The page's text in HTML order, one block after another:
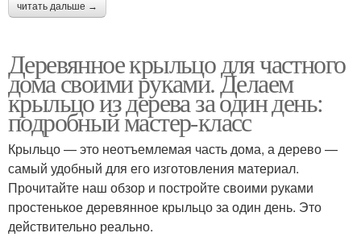
читать дальше →
Деревянное крыльцо для частного
дома своими руками. Делаем
крыльцо из дерева за один день:
подробный мастер-класс
Крыльцо — это неотъемлемая часть дома, а дерево —
самый удобный для его изготовления материал.
Прочитайте наш обзор и постройте своими руками
простенькое деревянное крыльцо за один день. Это
действительно реально.